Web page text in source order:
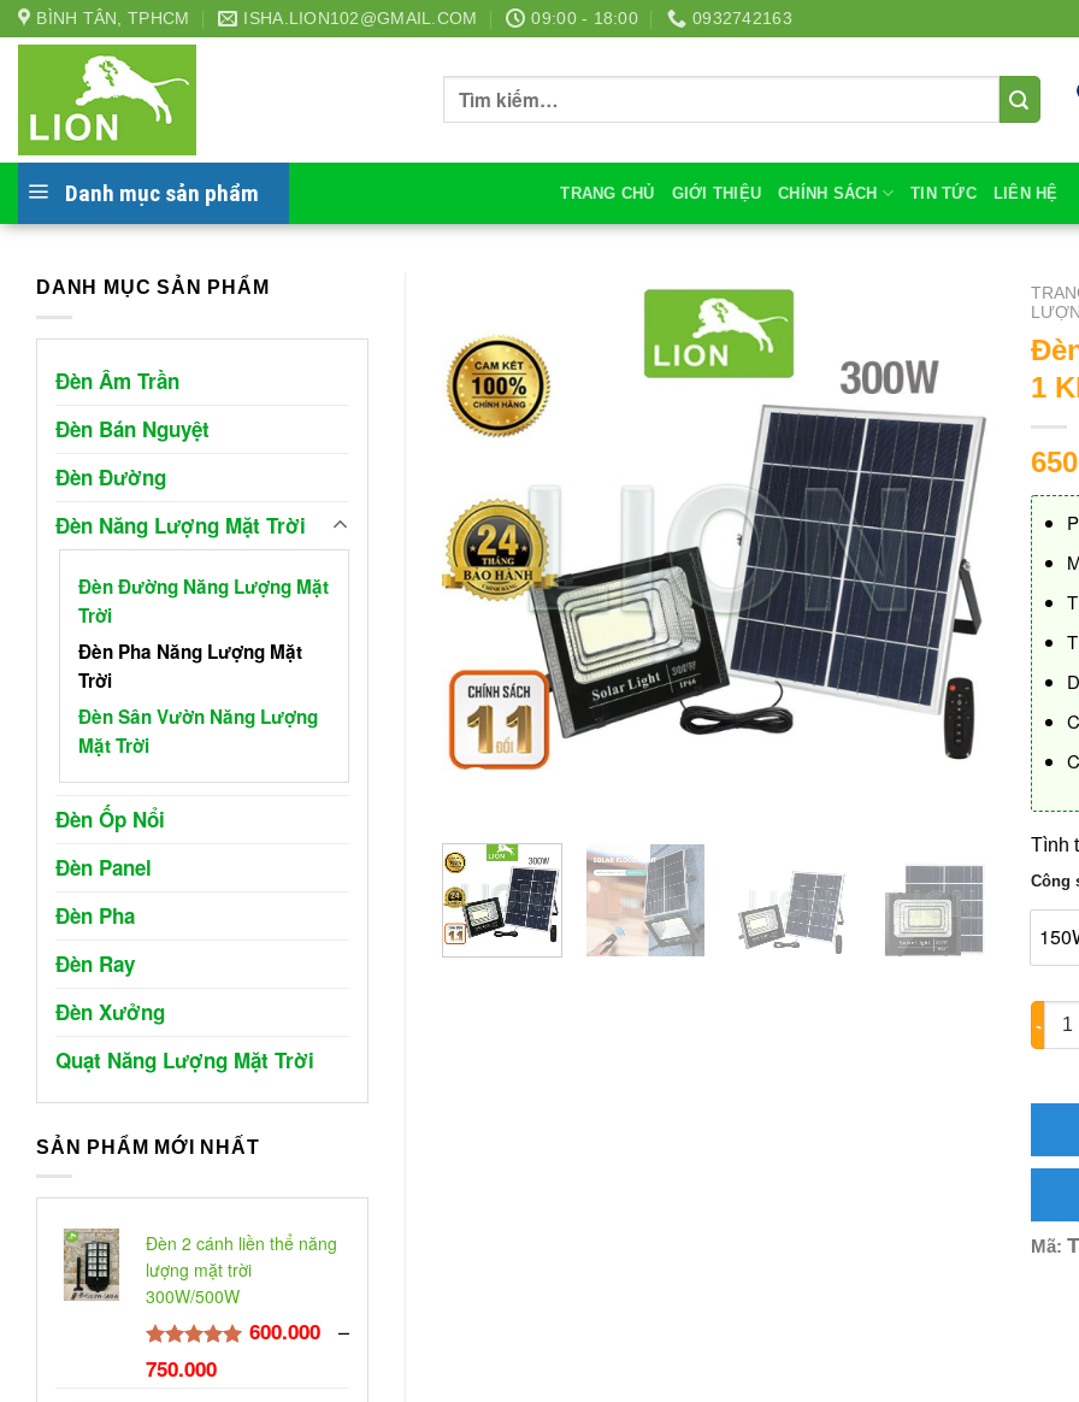
Skip
to
BÌNH TÂN, TPHCM ISHA.LION102@GMAIL.COM 09:00 - 18:00 0932742163
Tìm
kiếm:
Danh mục sản phẩm TRANG CHỦ GIỚI THIỆU CHÍNH SÁCH TIN TỨC LIÊN HỆ
DANH MỤC SẢN PHẨM
Đèn Âm Trần
Đèn Bán Nguyệt
Đèn Đường
Đèn Năng Lượng Mặt Trời
Đèn Đường Năng Lượng Mặt
Trời
Đèn Pha Năng Lượng Mặt
Trời
Đèn Sân Vườn Năng Lượng
Mặt Trời
Đèn Ốp Nổi
Đèn Panel
Đèn Pha
Đèn Ray
Đèn Xưởng
Quạt Năng Lượng Mặt Trời
SẢN PHẨM MỚI NHẤT
Đèn 2 cánh liền thể năng
lượng mặt trời
300W/500W
Được xếp
hạng5.00
600.000₫ –
750.000
1
Tình
Công
Đèn
Mã: